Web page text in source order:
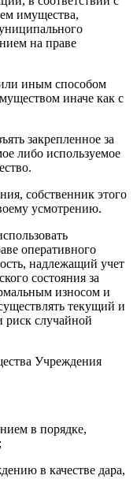
имущества,
на праве
иным способом
иначе как с
закрепленное за
либо используемое
собственник этого
усмотрению.
оперативного
надлежащий учет
состояния за
износом и
текущий и
риск случайной
Учреждения
в порядке,
в качестве дара,